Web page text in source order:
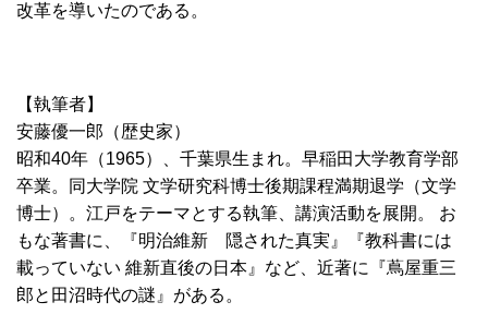
改革を導いたのである。
【執筆者】
安藤優一郎（歴史家）
昭和40年（1965）、千葉県生まれ。早稲田大学教育学部
卒業。同大学院 文学研究科博士後期課程満期退学（文学
博士）。江戸をテーマとする執筆、講演活動を展開。 お
もな著書に、『明治維新 隠された真実』『教科書には
載っていない 維新直後の日本』など、近著に『蔦屋重三
郎と田沼時代の謎』がある。